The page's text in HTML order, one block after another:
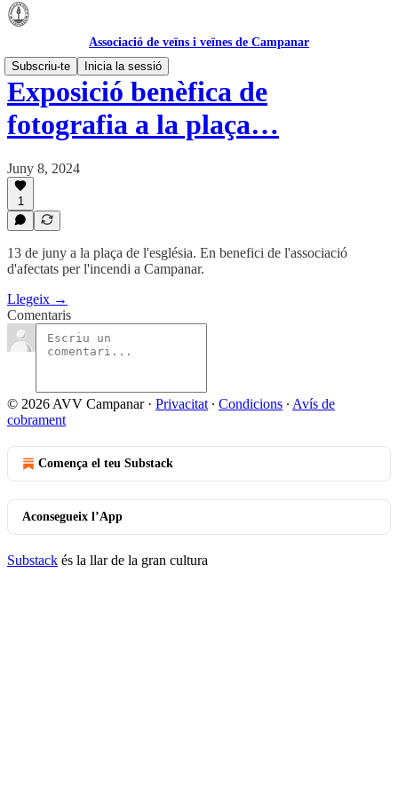
Associació de veïns i veïnes de Campanar
Subscriu-te
Inicia la sessió
Exposició benèfica de
fotografia a la plaça…
Juny 8, 2024
1
13 de juny a la plaça de l'església. En benefici de l'associació
d'afectats per l'incendi a Campanar.
Llegeix →
Comentaris
© 2026 AVV Campanar· Privacitat ∙ Condicions ∙ Avís de
cobrament
Comença el teu Substack
Aconsegueix l’App
Substack és la llar de la gran cultura